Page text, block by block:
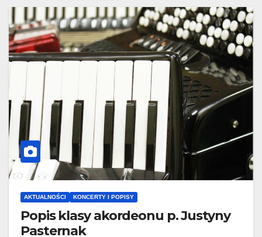
AKTUALNOŚCI KONCERTY I POPISY
Popis klasy akordeonu p. Justyny
Pasternak